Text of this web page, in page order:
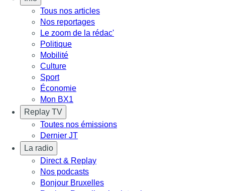
Tous nos articles
Nos reportages
Le zoom de la rédac'
Politique
Mobilité
Culture
Sport
Économie
Mon BX1
Replay TV
Toutes nos émissions
Dernier JT
La radio
Direct & Replay
Nos podcasts
Bonjour Bruxelles